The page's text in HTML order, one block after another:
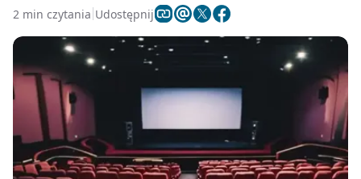
2 min czytania Udostępnij